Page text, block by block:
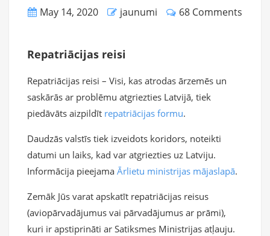
May 14, 2020 jaunumi 68 Comments
Repatriācijas reisi
Repatriācijas reisi – Visi, kas atrodas ārzemēs un
saskārās ar problēmu atgriezties Latvijā, tiek
piedāvāts aizpildīt repatriācijas formu.
Daudzās valstīs tiek izveidots koridors, noteikti
datumi un laiks, kad var atgriezties uz Latviju.
Informācija pieejama Ārlietu ministrijas mājaslapā.
Zemāk Jūs varat apskatīt repatriācijas reisus
(aviopārvadājumus vai pārvadājumus ar prāmi),
kuri ir apstiprināti ar Satiksmes Ministrijas atļauju.